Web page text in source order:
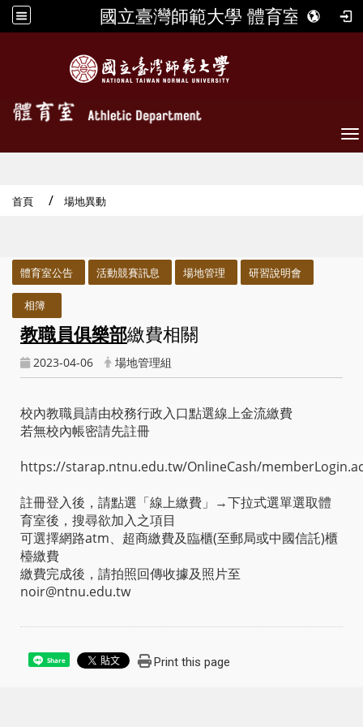
國立臺灣師範大學 體育室
首頁 場地異動
體育室公告 活動競賽訊息 場地管理 研習說明會
相簿
教職員俱樂部繳費相關
2023-04-06 場地管理組
校內教職員請由校務行政入口點選線上金流繳費
若無校內帳密請先註冊
https://starap.ntnu.edu.tw/OnlineCash/
註冊登入後，請點選「線上繳費」→下拉式選單選取體
育室後，搜尋欲加入之項目
可選擇網路atm、超商繳費及臨櫃(至郵局或中國信託)櫃
檯繳費
繳費完成後，請拍照回傳收據及照片至
noir@ntnu.edu.tw
Share Print this page